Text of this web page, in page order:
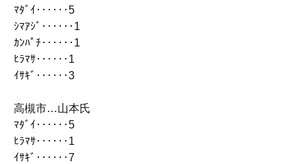
ﾏﾀﾞｲ‥‥‥5
ｼﾏｱｼﾞ‥‥‥1
ｶﾝﾊﾟﾁ‥‥‥1
ﾋﾗﾏｻ‥‥‥1
ｲｻｷﾞ‥‥‥3
高槻市…山本氏
ﾏﾀﾞｲ‥‥‥5
ﾋﾗﾏｻ‥‥‥1
ｲｻｷﾞ‥‥‥7